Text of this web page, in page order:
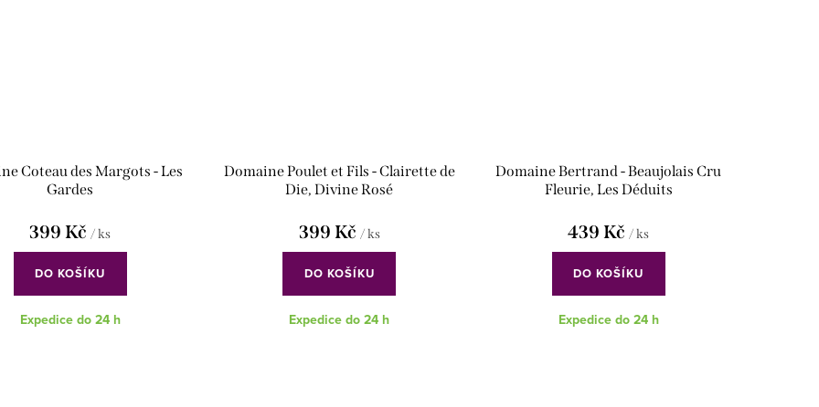
Coteau des Margots - Les
Gardes
399 Kč / ks
DO KOŠÍKU
Expedice do 24 h
Domaine Poulet et Fils - Clairette de
Die, Divine Rosé
399 Kč / ks
DO KOŠÍKU
Expedice do 24 h
Domaine Bertrand - Beaujolais Cru
Fleurie, Les Déduits
439 Kč / ks
DO KOŠÍKU
Expedice do 24 h